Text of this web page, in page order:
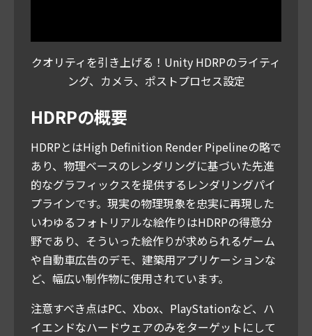
クオリティを引き上げる！Unity HDRPのライティ
ング、カメラ、ポストプロセス設定
HDRPの概要
HDRPとはHigh Definition Render Pipelineの略で
あり、物理ベースのレンダリングに基づいた先進
的なグラフィックスを提供するレンダリングパイ
プラインです。現実の物理現象を忠実に再現した
いわゆるフォトリアルな絵作りはHDRPの得意分
野であり、そういった絵作りが求められるゲーム
や自動車広告のデモ、建築用アプリケーションな
ど、幅広い制作物に使用されています。
注意すべき点はPC、Xbox、PlayStationなど、ハ
イエンドなハードウェアのみをターゲットにして